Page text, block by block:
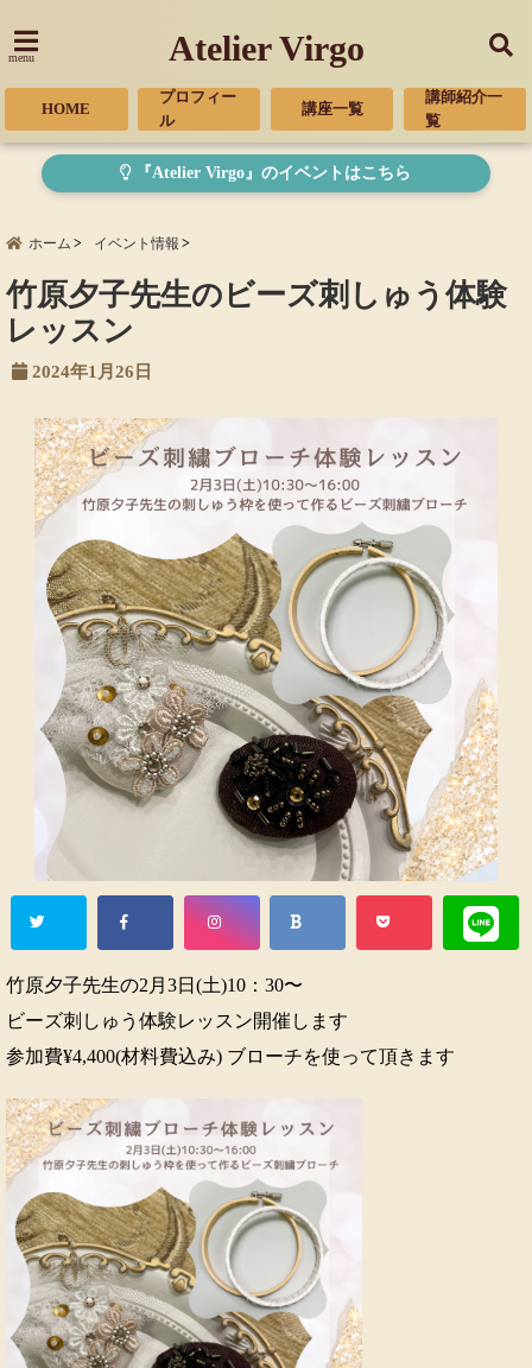
menu Atelier Virgo
HOME
プロフィー
ル
講座一覧
講師紹介一
覧
『Atelier Virgo』のイベントはこちら
ホーム イベント情報
竹原夕子先生のビーズ刺しゅう体験
レッスン
2024年1月26日
竹原夕子先生の2月3日(土)10：30〜
ビーズ刺しゅう体験レッスン開催します
参加費¥4,400(材料費込み) ブローチを使って頂きます